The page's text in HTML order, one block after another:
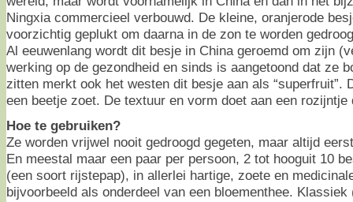
Ningxia commercieel verbouwd. De kleine, oranjerode
voorzichtig geplukt om daarna in de zon te worden
Al eeuwenlang wordt dit besje in China geroemd om zijn
werking op de gezondheid en sinds is aangetoond dat ze
zitten merkt ook het westen dit besje aan als “superfruit”.
een beetje zoet. De textuur en vorm doet aan een rozijntje
Hoe te gebruiken?
Ze worden vrijwel nooit gedroogd gegeten, maar altijd
En meestal maar een paar per persoon, 2 tot hooguit 10
(een soort rijstepap), in allerlei hartige, zoete en
bijvoorbeeld als onderdeel van een bloementhee.